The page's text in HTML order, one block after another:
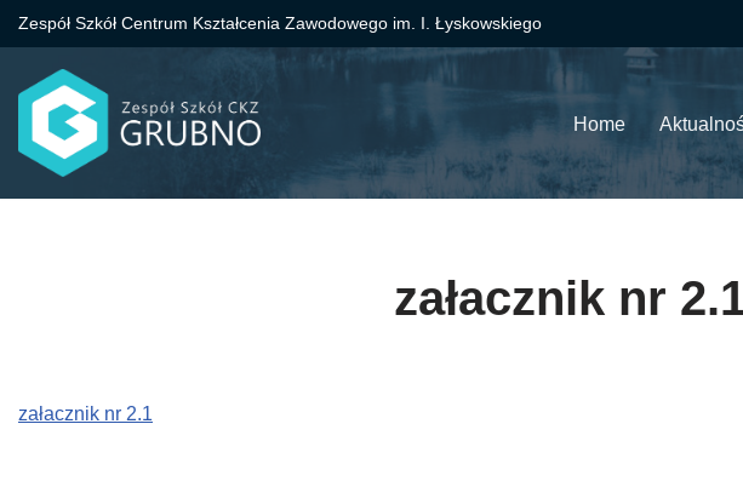
Przejdź
do
treści
Zespół Szkół Centrum Kształcenia Zawodowego im. I. Łyskowskiego
Home
załacznik nr
załacznik nr 2.1